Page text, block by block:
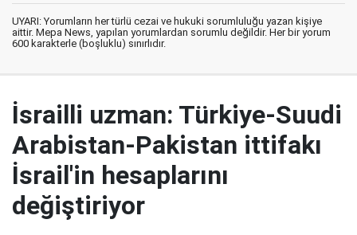
UYARI: Yorumların her türlü cezai ve hukuki sorumluluğu yazan kişiye
aittir. Mepa News, yapılan yorumlardan sorumlu değildir. Her bir yorum
600 karakterle (boşluklu) sınırlıdır.
İsrailli uzman: Türkiye-Suudi
Arabistan-Pakistan ittifakı
İsrail'in hesaplarını
değiştiriyor